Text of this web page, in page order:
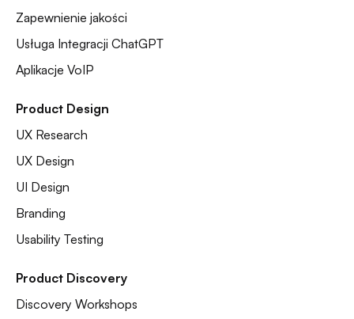
Zapewnienie jakości
Usługa Integracji ChatGPT
Aplikacje VoIP
Product Design
UX Research
UX Design
UI Design
Branding
Usability Testing
Product Discovery
Discovery Workshops